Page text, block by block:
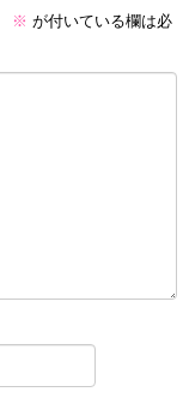
※ が付いている欄は必